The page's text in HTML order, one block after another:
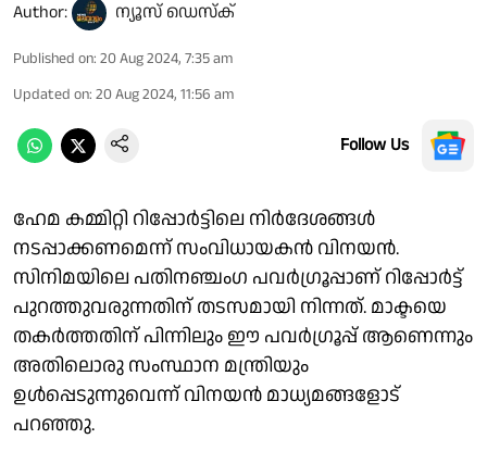
Author: ന്യൂസ് ഡെസ്ക്
Published on: 20 Aug 2024, 7:35 am
Updated on: 20 Aug 2024, 11:56 am
Follow Us
ഹേമ കമ്മിറ്റി റിപ്പോര്‍ട്ടിലെ നിര്‍ദേശങ്ങള്‍
നടപ്പാക്കണമെന്ന് സംവിധായകന്‍ വിനയന്‍.
സിനിമയിലെ പതിനഞ്ചംഗ പവര്‍ഗ്രൂപ്പാണ് റിപ്പോര്‍ട്ട്
പുറത്തുവരുന്നതിന് തടസമായി നിന്നത്. മാക്ടയെ
തകര്‍ത്തതിന് പിന്നിലും ഈ പവര്‍ഗ്രൂപ്പ് ആണെന്നും
അതിലൊരു സംസ്ഥാന മന്ത്രിയും
ഉള്‍പ്പെടുന്നുവെന്ന് വിനയന്‍ മാധ്യമങ്ങളോട്
പറഞ്ഞു.